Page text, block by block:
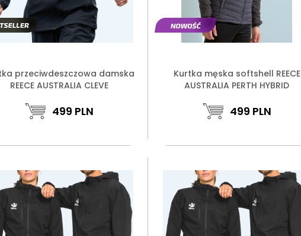
przeciwdeszczowa damska
REECE AUSTRALIA CLEVE
499 PLN
Kurtka męska softshell REECE
AUSTRALIA PERTH HYBRID
499 PLN